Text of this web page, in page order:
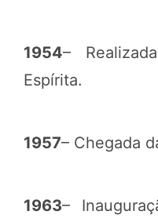
1954–
Espírita.
1957– Chegada
1963–